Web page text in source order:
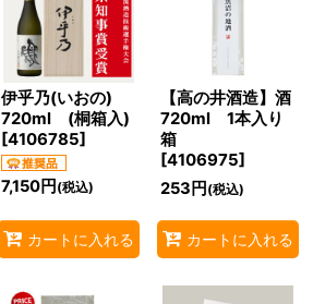
伊乎乃(いおの)
720ml (桐箱入)
[4106785]
7,150円 (税込)
カートに入れる
【高の井酒造】酒
720ml 1本入り
箱
[4106975]
253 円 (税込)
カートに入れる